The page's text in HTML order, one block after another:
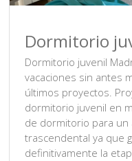
Dormitorio
Dormitorio juvenil
vacaciones sin antes
últimos proyectos.
dormitorio juvenil en
de dormitorio para
trascendental ya que
definitivamente la